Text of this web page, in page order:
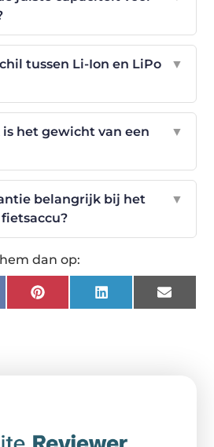
tussen Li-Ion en LiPo
▼
het gewicht van een
▼
belangrijk bij het
▼
dan op:
PinterestLinkedIn Email